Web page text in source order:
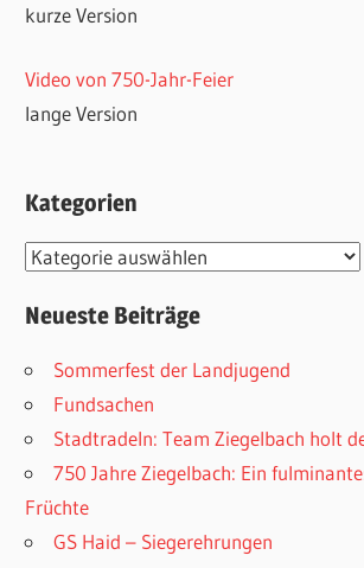
kurze Version
Video von 750-Jahr-Feier
lange Version
Kategorien
Kategorien
Neueste Beiträge
Sommerfest der Landjugend
Fundsachen
Stadtradeln: Team Ziegelbach holt
750 Jahre Ziegelbach: Ein
Früchte
GS Haid – Siegerehrungen